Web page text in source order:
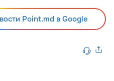
Point.md в Google